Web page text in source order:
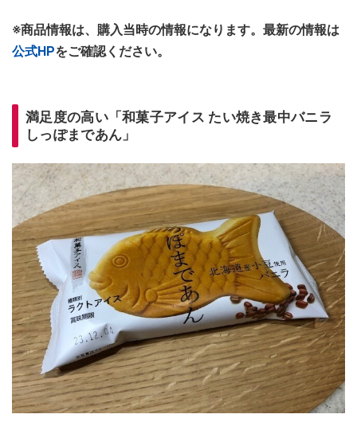
※商品情報は、購入当時の情報になります。最新の情報は
公式HPをご確認ください。
満足度の高い「和菓子アイス たい焼き最中バニラ
しっぽまであん」